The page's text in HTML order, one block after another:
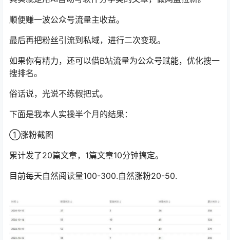
顺便赚一波公众号流量主收益。
最后再把粉丝引流到私域，进行二次变现。
如果你有精力，还可以借B站流量为公众号赋能，优化搜一
搜排名。
俗话说，光说不练假把式。
下面是我本人实操半个月的结果：
①涨粉截图
累计发了20篇文章，1篇文章10分钟搞定。
目前每天自然阅读量100-300.自然涨粉20-50.